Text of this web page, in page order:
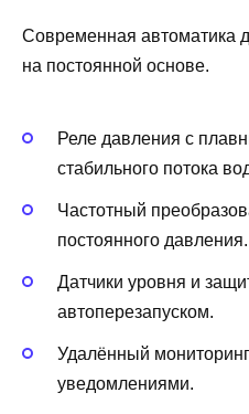
Современная автоматика
на постоянной основе.
Реле давления с
стабильного потока
Частотный
постоянного давления.
Датчики уровня и
автоперезапуском.
Удалённый
уведомлениями.